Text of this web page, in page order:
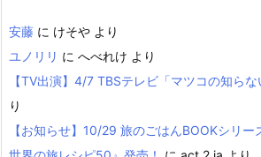
安藤 に けそや より
ユノリリ に へべれけ より
【TV出演】4/7 TBSテレビ「マツコの知らな
り
【お知らせ】10/29 旅のごはんBOOKシリ